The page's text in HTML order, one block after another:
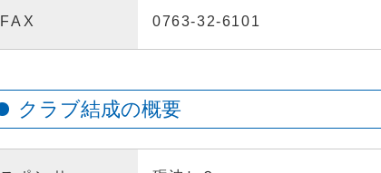
FAX 0763-32-6101
クラブ結成の概要